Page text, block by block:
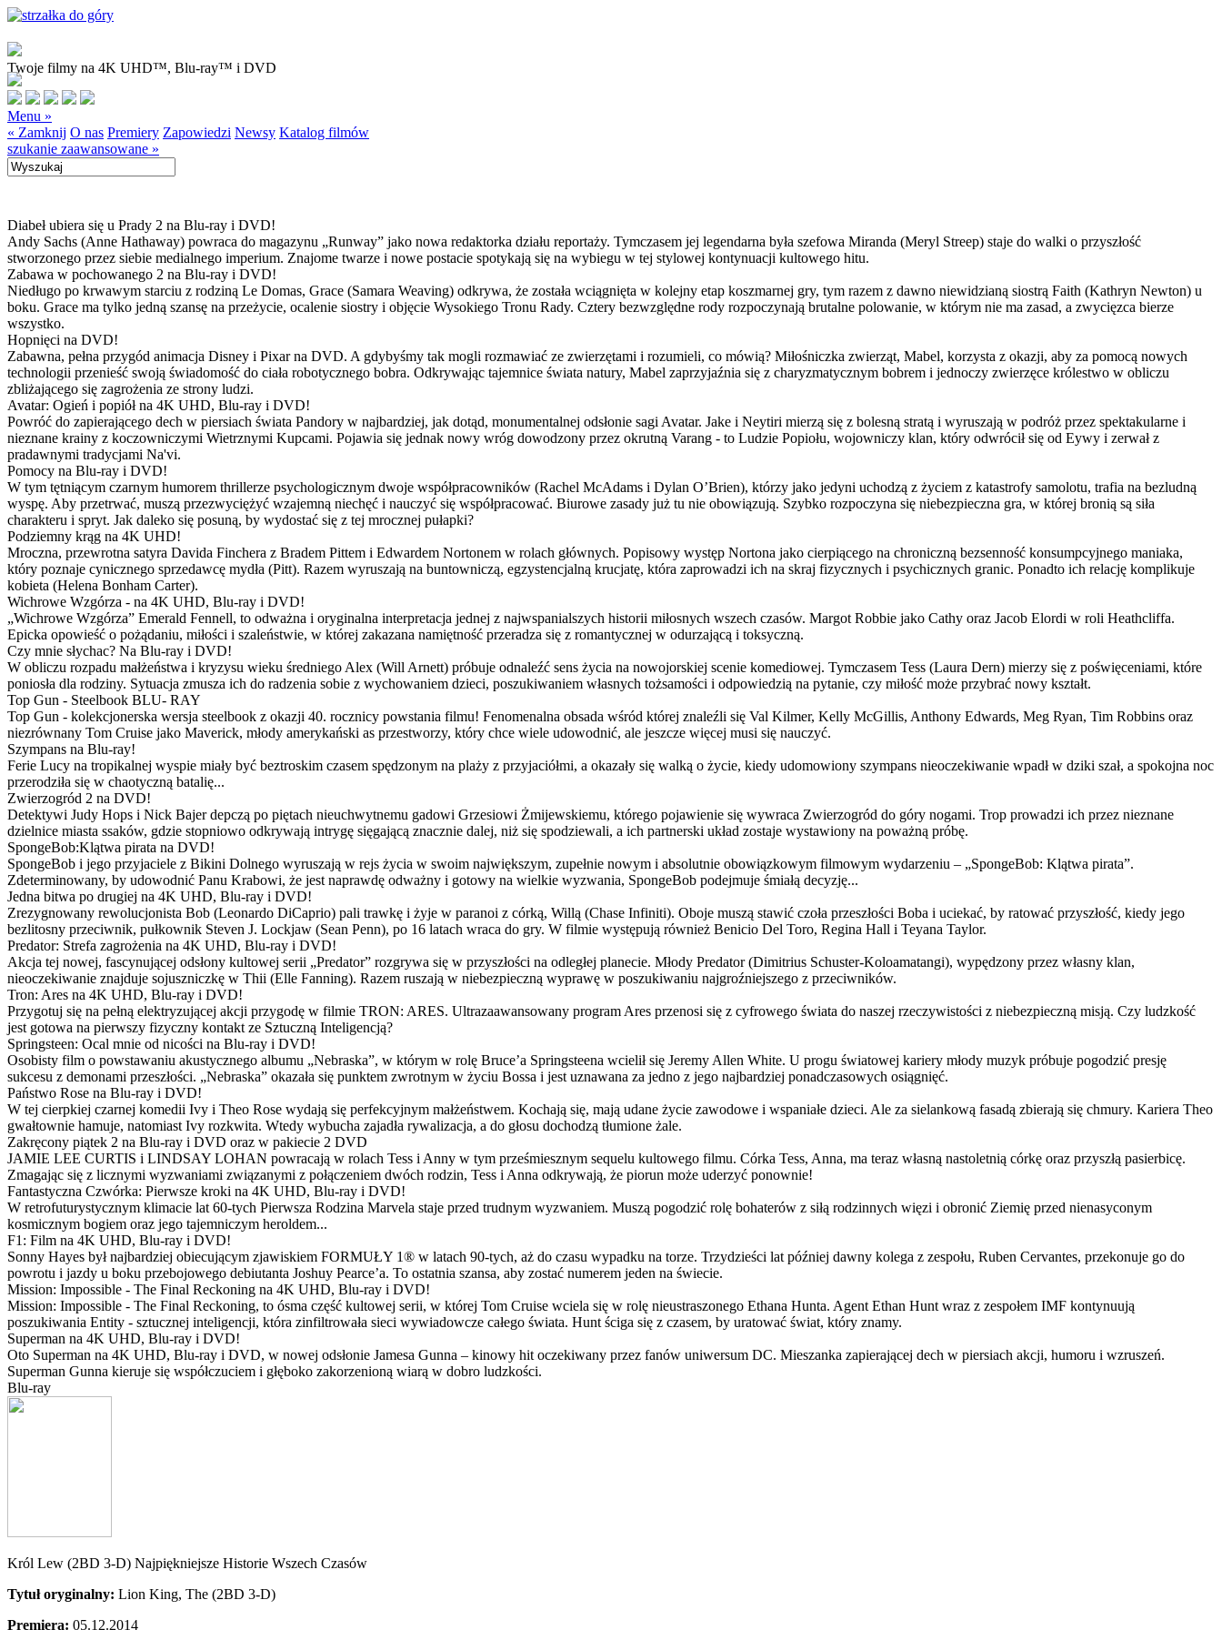
Twoje filmy na 4K UHD™, Blu-ray™ i DVD
Menu »
« Zamknij O nas Premiery Zapowiedzi Newsy Katalog filmów
szukanie zaawansowane »
Diabeł ubiera się u Prady 2 na Blu-ray i DVD!
Andy Sachs (Anne Hathaway) powraca do magazynu „Runway” jako nowa redaktorka działu reportaży. Tymczasem jej legendarna była szefowa Miranda (Meryl Streep) staje do walki o przyszłość
stworzonego przez siebie medialnego imperium. Znajome twarze i nowe postacie spotykają się na wybiegu w tej stylowej kontynuacji kultowego hitu.
Zabawa w pochowanego 2 na Blu-ray i DVD!
Niedługo po krwawym starciu z rodziną Le Domas, Grace (Samara Weaving) odkrywa, że została wciągnięta w kolejny etap koszmarnej gry, tym razem z dawno niewidzianą siostrą Faith (Kathryn Newton) u
boku. Grace ma tylko jedną szansę na przeżycie, ocalenie siostry i objęcie Wysokiego Tronu Rady. Cztery bezwzględne rody rozpoczynają brutalne polowanie, w którym nie ma zasad, a zwycięzca bierze
wszystko.
Hopnięci na DVD!
Zabawna, pełna przygód animacja Disney i Pixar na DVD. A gdybyśmy tak mogli rozmawiać ze zwierzętami i rozumieli, co mówią? Miłośniczka zwierząt, Mabel, korzysta z okazji, aby za pomocą nowych
technologii przenieść swoją świadomość do ciała robotycznego bobra. Odkrywając tajemnice świata natury, Mabel zaprzyjaźnia się z charyzmatycznym bobrem i jednoczy zwierzęce królestwo w obliczu
zbliżającego się zagrożenia ze strony ludzi.
Avatar: Ogień i popiół na 4K UHD, Blu-ray i DVD!
Powróć do zapierającego dech w piersiach świata Pandory w najbardziej, jak dotąd, monumentalnej odsłonie sagi Avatar. Jake i Neytiri mierzą się z bolesną stratą i wyruszają w podróż przez spektakularne i
nieznane krainy z koczowniczymi Wietrznymi Kupcami. Pojawia się jednak nowy wróg dowodzony przez okrutną Varang - to Ludzie Popiołu, wojowniczy klan, który odwrócił się od Eywy i zerwał z
pradawnymi tradycjami Na'vi.
Pomocy na Blu-ray i DVD!
W tym tętniącym czarnym humorem thrillerze psychologicznym dwoje współpracowników (Rachel McAdams i Dylan O’Brien), którzy jako jedyni uchodzą z życiem z katastrofy samolotu, trafia na bezludną
wyspę. Aby przetrwać, muszą przezwyciężyć wzajemną niechęć i nauczyć się współpracować. Biurowe zasady już tu nie obowiązują. Szybko rozpoczyna się niebezpieczna gra, w której bronią są siła
charakteru i spryt. Jak daleko się posuną, by wydostać się z tej mrocznej pułapki?
Podziemny krąg na 4K UHD!
Mroczna, przewrotna satyra Davida Finchera z Bradem Pittem i Edwardem Nortonem w rolach głównych. Popisowy występ Nortona jako cierpiącego na chroniczną bezsenność konsumpcyjnego maniaka,
który poznaje cynicznego sprzedawcę mydła (Pitt). Razem wyruszają na buntowniczą, egzystencjalną krucjatę, która zaprowadzi ich na skraj fizycznych i psychicznych granic. Ponadto ich relację komplikuje
kobieta (Helena Bonham Carter).
Wichrowe Wzgórza - na 4K UHD, Blu-ray i DVD!
„Wichrowe Wzgórza” Emerald Fennell, to odważna i oryginalna interpretacja jednej z najwspanialszych historii miłosnych wszech czasów. Margot Robbie jako Cathy oraz Jacob Elordi w roli Heathcliffa.
Epicka opowieść o pożądaniu, miłości i szaleństwie, w której zakazana namiętność przeradza się z romantycznej w odurzającą i toksyczną.
Czy mnie słychac? Na Blu-ray i DVD!
W obliczu rozpadu małżeństwa i kryzysu wieku średniego Alex (Will Arnett) próbuje odnaleźć sens życia na nowojorskiej scenie komediowej. Tymczasem Tess (Laura Dern) mierzy się z poświęceniami, które
poniosła dla rodziny. Sytuacja zmusza ich do radzenia sobie z wychowaniem dzieci, poszukiwaniem własnych tożsamości i odpowiedzią na pytanie, czy miłość może przybrać nowy kształt.
Top Gun - Steelbook BLU- RAY
Top Gun - kolekcjonerska wersja steelbook z okazji 40. rocznicy powstania filmu! Fenomenalna obsada wśród której znaleźli się Val Kilmer, Kelly McGillis, Anthony Edwards, Meg Ryan, Tim Robbins oraz
niezrównany Tom Cruise jako Maverick, młody amerykański as przestworzy, który chce wiele udowodnić, ale jeszcze więcej musi się nauczyć.
Szympans na Blu-ray!
Ferie Lucy na tropikalnej wyspie miały być beztroskim czasem spędzonym na plaży z przyjaciółmi, a okazały się walką o życie, kiedy udomowiony szympans nieoczekiwanie wpadł w dziki szał, a spokojna noc
przerodziła się w chaotyczną batalię...
Zwierzogród 2 na DVD!
Detektywi Judy Hops i Nick Bajer depczą po piętach nieuchwytnemu gadowi Grzesiowi Żmijewskiemu, którego pojawienie się wywraca Zwierzogród do góry nogami. Trop prowadzi ich przez nieznane
dzielnice miasta ssaków, gdzie stopniowo odkrywają intrygę sięgającą znacznie dalej, niż się spodziewali, a ich partnerski układ zostaje wystawiony na poważną próbę.
SpongeBob:Klątwa pirata na DVD!
SpongeBob i jego przyjaciele z Bikini Dolnego wyruszają w rejs życia w swoim największym, zupełnie nowym i absolutnie obowiązkowym filmowym wydarzeniu – „SpongeBob: Klątwa pirata”.
Zdeterminowany, by udowodnić Panu Krabowi, że jest naprawdę odważny i gotowy na wielkie wyzwania, SpongeBob podejmuje śmiałą decyzję...
Jedna bitwa po drugiej na 4K UHD, Blu-ray i DVD!
Zrezygnowany rewolucjonista Bob (Leonardo DiCaprio) pali trawkę i żyje w paranoi z córką, Willą (Chase Infiniti). Oboje muszą stawić czoła przeszłości Boba i uciekać, by ratować przyszłość, kiedy jego
bezlitosny przeciwnik, pułkownik Steven J. Lockjaw (Sean Penn), po 16 latach wraca do gry. W filmie występują również Benicio Del Toro, Regina Hall i Teyana Taylor.
Predator: Strefa zagrożenia na 4K UHD, Blu-ray i DVD!
Akcja tej nowej, fascynującej odsłony kultowej serii „Predator” rozgrywa się w przyszłości na odległej planecie. Młody Predator (Dimitrius Schuster-Koloamatangi), wypędzony przez własny klan,
nieoczekiwanie znajduje sojuszniczkę w Thii (Elle Fanning). Razem ruszają w niebezpieczną wyprawę w poszukiwaniu najgroźniejszego z przeciwników.
Tron: Ares na 4K UHD, Blu-ray i DVD!
Przygotuj się na pełną elektryzującej akcji przygodę w filmie TRON: ARES. Ultrazaawansowany program Ares przenosi się z cyfrowego świata do naszej rzeczywistości z niebezpieczną misją. Czy ludzkość
jest gotowa na pierwszy fizyczny kontakt ze Sztuczną Inteligencją?
Springsteen: Ocal mnie od nicości na Blu-ray i DVD!
Osobisty film o powstawaniu akustycznego albumu „Nebraska”, w którym w rolę Bruce’a Springsteena wcielił się Jeremy Allen White. U progu światowej kariery młody muzyk próbuje pogodzić presję
sukcesu z demonami przeszłości. „Nebraska” okazała się punktem zwrotnym w życiu Bossa i jest uznawana za jedno z jego najbardziej ponadczasowych osiągnięć.
Państwo Rose na Blu-ray i DVD!
W tej cierpkiej czarnej komedii Ivy i Theo Rose wydają się perfekcyjnym małżeństwem. Kochają się, mają udane życie zawodowe i wspaniałe dzieci. Ale za sielankową fasadą zbierają się chmury. Kariera Theo
gwałtownie hamuje, natomiast Ivy rozkwita. Wtedy wybucha zajadła rywalizacja, a do głosu dochodzą tłumione żale.
Zakręcony piątek 2 na Blu-ray i DVD oraz w pakiecie 2 DVD
JAMIE LEE CURTIS i LINDSAY LOHAN powracają w rolach Tess i Anny w tym prześmiesznym sequelu kultowego filmu. Córka Tess, Anna, ma teraz własną nastoletnią córkę oraz przyszłą pasierbicę.
Zmagając się z licznymi wyzwaniami związanymi z połączeniem dwóch rodzin, Tess i Anna odkrywają, że piorun może uderzyć ponownie!
Fantastyczna Czwórka: Pierwsze kroki na 4K UHD, Blu-ray i DVD!
W retrofuturystycznym klimacie lat 60-tych Pierwsza Rodzina Marvela staje przed trudnym wyzwaniem. Muszą pogodzić rolę bohaterów z siłą rodzinnych więzi i obronić Ziemię przed nienasyconym
kosmicznym bogiem oraz jego tajemniczym heroldem...
F1: Film na 4K UHD, Blu-ray i DVD!
Sonny Hayes był najbardziej obiecującym zjawiskiem FORMUŁY 1® w latach 90-tych, aż do czasu wypadku na torze. Trzydzieści lat później dawny kolega z zespołu, Ruben Cervantes, przekonuje go do
powrotu i jazdy u boku przebojowego debiutanta Joshuy Pearce’a. To ostatnia szansa, aby zostać numerem jeden na świecie.
Mission: Impossible - The Final Reckoning na 4K UHD, Blu-ray i DVD!
Mission: Impossible - The Final Reckoning, to ósma część kultowej serii, w której Tom Cruise wciela się w rolę nieustraszonego Ethana Hunta. Agent Ethan Hunt wraz z zespołem IMF kontynuują
poszukiwania Entity - sztucznej inteligencji, która zinfiltrowała sieci wywiadowcze całego świata. Hunt ściga się z czasem, by uratować świat, który znamy.
Superman na 4K UHD, Blu-ray i DVD!
Oto Superman na 4K UHD, Blu-ray i DVD, w nowej odsłonie Jamesa Gunna – kinowy hit oczekiwany przez fanów uniwersum DC. Mieszanka zapierającej dech w piersiach akcji, humoru i wzruszeń.
Superman Gunna kieruje się współczuciem i głęboko zakorzenioną wiarą w dobro ludzkości.
Blu-ray
Król Lew (2BD 3-D) Najpiękniejsze Historie Wszech Czasów
Tytuł oryginalny: Lion King, The (2BD 3-D)
Premiera: 05.12.2014